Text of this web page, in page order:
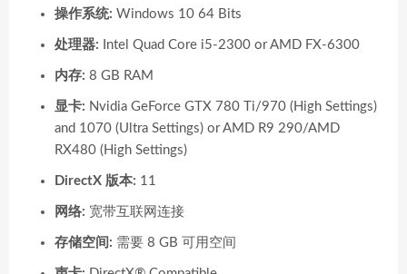
操作系统: Windows 10 64 Bits
处理器: Intel Quad Core i5-2300 or AMD FX-6300
内存: 8 GB RAM
显卡: Nvidia GeForce GTX 780 Ti/970 (High Settings)
and 1070 (Ultra Settings) or AMD R9 290/AMD
RX480 (High Settings)
DirectX 版本: 11
网络: 宽带互联网连接
存储空间: 需要 8 GB 可用空间